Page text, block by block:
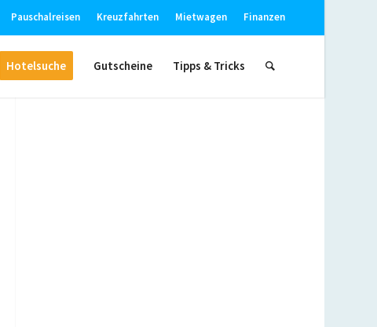
Pauschalreisen Kreuzfahrten Mietwagen Finanzen
Hotelsuche Gutscheine Tipps & Tricks